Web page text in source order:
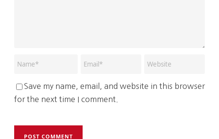
Save my name, email, and website in this browser
for the next time I comment.